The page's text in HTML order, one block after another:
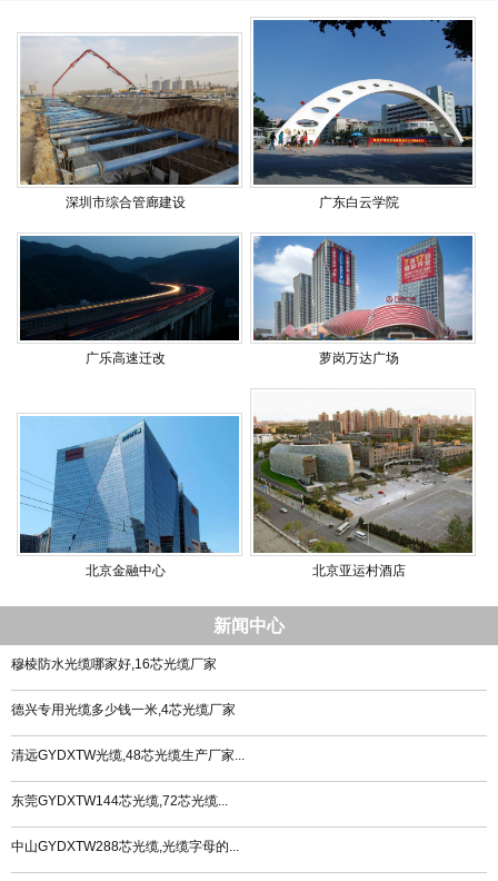
深圳市综合管廊建设 广东白云学院
广乐高速迁改 萝岗万达广场
北京金融中心 北京亚运村酒店
新闻中心
穆棱防水光缆哪家好,16芯光缆厂家
德兴专用光缆多少钱一米,4芯光缆厂家
清远GYDXTW光缆,48芯光缆生产厂家...
东莞GYDXTW144芯光缆,72芯光缆...
中山GYDXTW288芯光缆,光缆字母的...